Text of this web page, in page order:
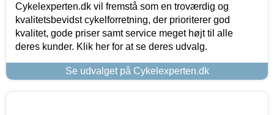
Cykelexperten.dk vil fremstå som en troværdig og
kvalitetsbevidst cykelforretning, der prioriterer god
kvalitet, gode priser samt service meget højt til alle
deres kunder. Klik her for at se deres udvalg.
Se udvalget på Cykelexperten.dk